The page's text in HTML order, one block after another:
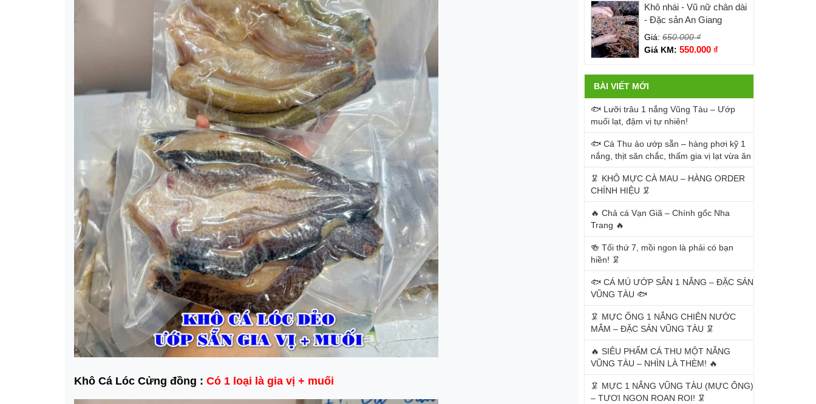
Khô Cá Lóc Cửng đồng : Có 1 loại là gia vị + muối
Khô nhái - Vũ nữ chân dài
- Đặc sản An Giang
Giá: 650.000₫
Giá KM: 550.000 ₫
BÀI VIẾT MỚI
🐟 Lưỡi trâu 1 nắng Vũng Tàu – Ướp
muối lạt, đậm vị tự nhiên!
🐟 Cá Thu ảo ướp sẵn – hàng phơi kỹ 1
nắng, thịt săn chắc, thấm gia vị lạt vừa ăn
🦑 KHÔ MỰC CÀ MAU – HÀNG ORDER
CHÍNH HIỆU 🦑
🔥 Chả cá Vạn Giã – Chính gốc Nha
Trang 🔥
🍻 Tối thứ 7, mồi ngon là phải có bạn
hiền! 🦑
🐟 CÁ MÚ ƯỚP SẴN 1 NẮNG – ĐẶC SẢN
VŨNG TÀU 🐟
🦑 MỰC ỐNG 1 NẮNG CHIÊN NƯỚC
MẮM – ĐẶC SẢN VŨNG TÀU 🦑
🔥 SIÊU PHẨM CÁ THU MỘT NẮNG
VŨNG TÀU – NHÌN LÀ THÈM! 🔥
🦑 MỰC 1 NẮNG VŨNG TÀU (MỰC ỐNG)
– TƯƠI NGON ROAN ROI! 🦑